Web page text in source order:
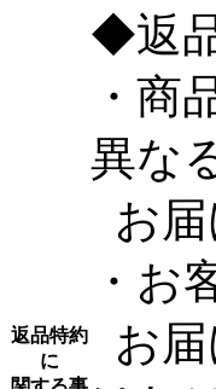
返品特約
に
◆返
・商
異な
お
・お
お